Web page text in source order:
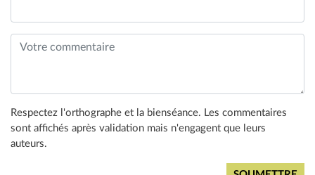
Respectez l'orthographe et la bienséance. Les commentaires
sont affichés après validation mais n'engagent que leurs
auteurs.